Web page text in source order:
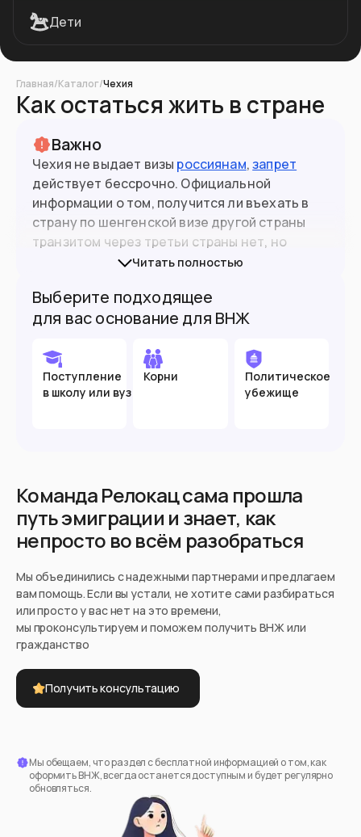
Дети
Главная/Каталог/Чехия
Как остаться жить в стране
Важно
Чехия не выдает визы россиянам,запрет
действует бессрочно. Официальной
информации о том, получится ли въехать в
страну по шенгенской визе другой страны
транзитом через третьи страны нет, но
некоторые путешественники делятся тем,
других европейских стран.
нужно иметь только биометрический (10-
летний) паспорт.
Подойдет вам если
Вы политический активист и боитесь
У вас есть родственники в Чехии
Вы студент из Беларуси
Въезд в страну
Нужна виза
Читать полностью
Выберите подходящее
для вас основание для ВНЖ
Поступление
в школу или вуз
Корни
Политическое
убежище
Команда Релокац сама прошла
путь эмиграции и знает, как
непросто во всём разобраться
Мы объединились с надежными партнерами и предлагаем
вам помощь. Если вы устали, не хотите сами разбираться
или просто у вас нет на это времени,
мы проконсультируем и поможем получить ВНЖ или
гражданство
Получить консультацию
Мы обещаем, что раздел с бесплатной информацией о том, как
оформить ВНЖ, всегда останется доступным и будет регулярно
обновляться.